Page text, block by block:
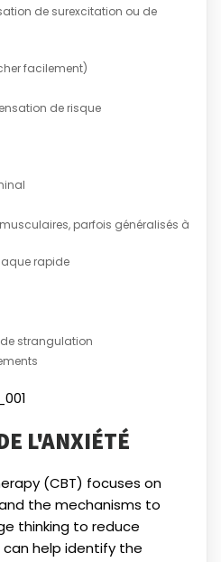
de surexcitation ou de
facilement)
de risque
parfois généralisés à
rapide
strangulation
L'ANXIÉTÉ
(CBT) focuses on
the mechanisms to
thinking to reduce
help identify the